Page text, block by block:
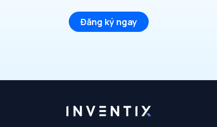
Đăng ký ngay